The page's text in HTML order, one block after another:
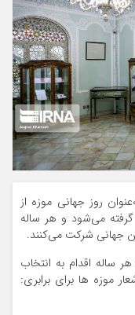
مه (۲۹ اردیبهشت) از سال ۱۹۷۷ به‌عنوان روز جهانی موزه از
می‌شود و هر ساله
جهانی شرکت می‌کنند.
ساله اقدام به انتخاب
روز جهانی موزه کرد و در سال ۲۰۲۰ شعار موزه ها برای برابری: